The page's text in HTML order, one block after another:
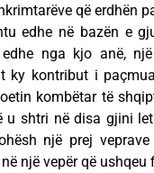
që erdhën
edhe në bazën e
nga kjo anë, një
ky kontribut i
kombëtar të
u shtri në disa gjini
një prej
një vepër që